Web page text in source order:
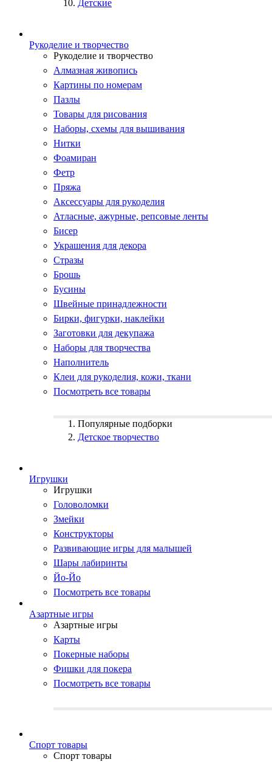
Детские
Рукоделие и творчество
Рукоделие и творчество
Алмазная живопись
Картины по номерам
Пазлы
Товары для рисования
Наборы, схемы для вышивания
Нитки
Фоамиран
Фетр
Пряжа
Аксессуары для рукоделия
Атласные, ажурные, репсовые ленты
Бисер
Украшения для декора
Стразы
Брошь
Бусины
Швейные принадлежности
Бирки, фигурки, наклейки
Заготовки для декупажа
Наборы для творчества
Наполнитель
Клеи для рукоделия, кожи, ткани
Посмотреть все товары
Популярные подборки
Детское творчество
Игрушки
Игрушки
Головоломки
Змейки
Конструкторы
Развивающие игры для малышей
Шары лабиринты
Йо-Йо
Посмотреть все товары
Азартные игры
Азартные игры
Карты
Покерные наборы
Фишки для покера
Посмотреть все товары
Cпорт товары
Cпорт товары